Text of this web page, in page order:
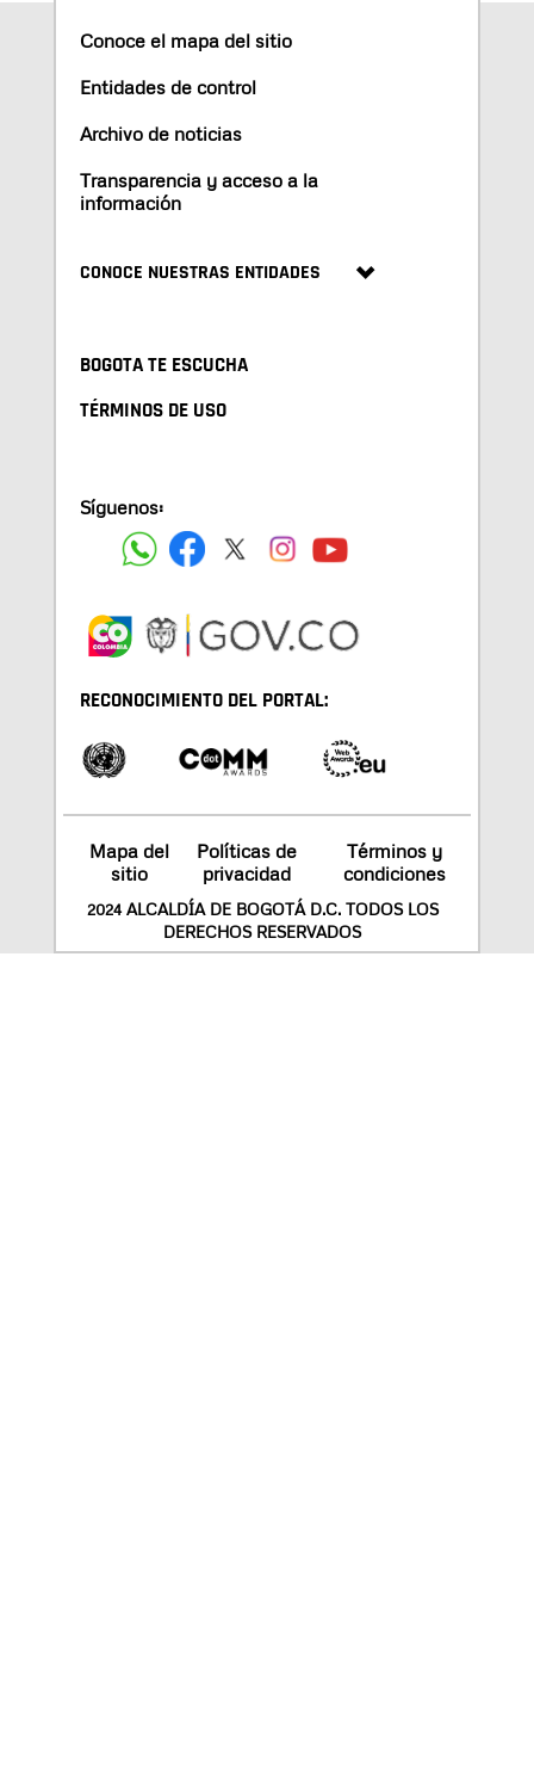
Conoce el mapa del sitio
Entidades de control
Archivo de noticias
Transparencia y acceso a la
información
CONOCE NUESTRAS ENTIDADES
BOGOTA TE ESCUCHA
TÉRMINOS DE USO
Síguenos:
RECONOCIMIENTO DEL PORTAL:
Mapa del
sitio
Políticas de
privacidad
Términos y
condiciones
2024 ALCALDÍA DE BOGOTÁ D.C. TODOS LOS
DERECHOS RESERVADOS